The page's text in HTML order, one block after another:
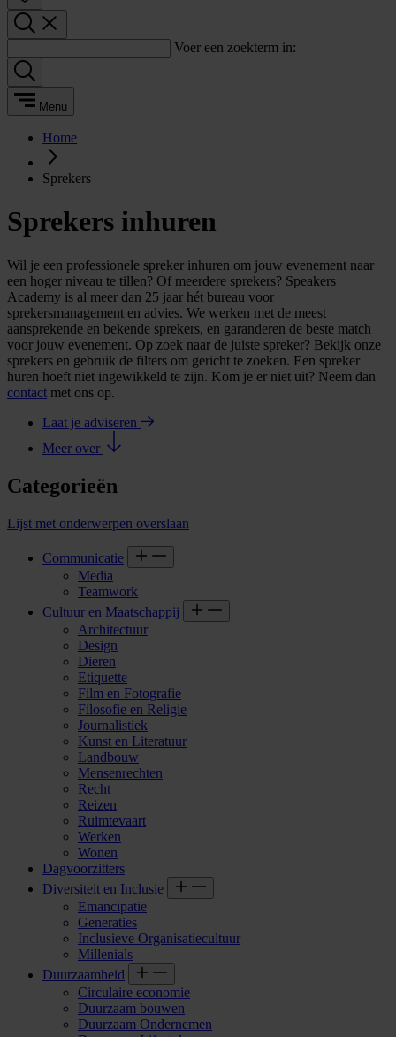
Voer een zoekterm in:
Menu
Home
Sprekers
Sprekers inhuren
Wil je een professionele spreker inhuren om jouw evenement naar
een hoger niveau te tillen? Of meerdere sprekers? Speakers
Academy is al meer dan 25 jaar hét bureau voor
sprekersmanagement en advies. We werken met de meest
aansprekende en bekende sprekers, en garanderen de beste match
voor jouw evenement. Op zoek naar de juiste spreker? Bekijk onze
sprekers en gebruik de filters om gericht te zoeken. Een spreker
huren hoeft niet ingewikkeld te zijn. Kom je er niet uit? Neem dan
contact met ons op.
Laat je adviseren
Meer over
Categorieën
Lijst met onderwerpen overslaan
Communicatie
Media
Teamwork
Cultuur en Maatschappij
Architectuur
Design
Dieren
Etiquette
Film en Fotografie
Filosofie en Religie
Journalistiek
Kunst en Literatuur
Landbouw
Mensenrechten
Recht
Reizen
Ruimtevaart
Werken
Wonen
Dagvoorzitters
Diversiteit en Inclusie
Emancipatie
Generaties
Inclusieve Organisatiecultuur
Millenials
Duurzaamheid
Circulaire economie
Duurzaam bouwen
Duurzaam Ondernemen